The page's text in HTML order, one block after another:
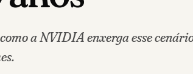
a NVIDIA enxerga esse